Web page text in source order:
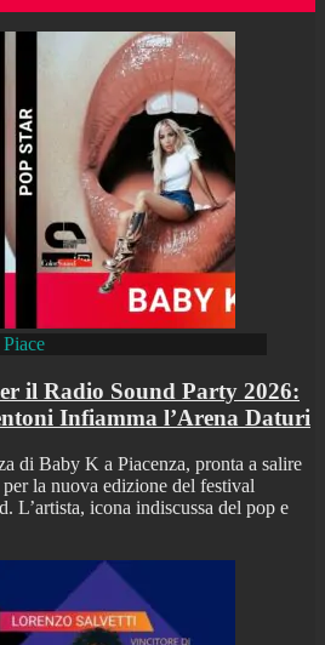
il Radio Sound Party 2026:
Infiamma l’Arena Daturi
di Baby K a Piacenza, pronta a salire
la nuova edizione del festival
L’artista, icona indiscussa del pop e